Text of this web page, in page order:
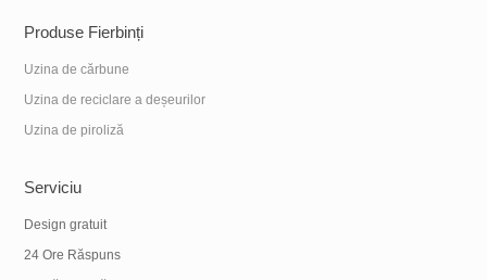
Produse Fierbinți
Uzina de cărbune
Uzina de reciclare a deșeurilor
Uzina de piroliză
Serviciu
Design gratuit
24 Ore Răspuns